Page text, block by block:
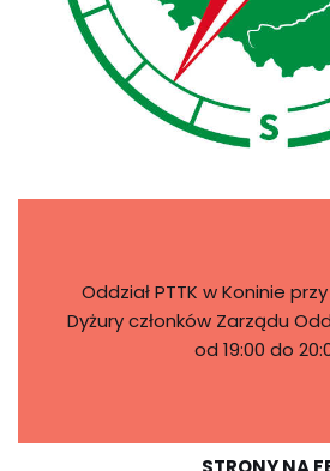
Oddział PTTK w Koninie
Dyżury członków Zarządu
od 19:00 do